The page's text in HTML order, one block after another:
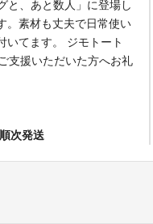
と、あと数人」に登場し
。素材も丈夫で日常使い
いてます。 ジモトート
支援いただいた方へお礼
次発送